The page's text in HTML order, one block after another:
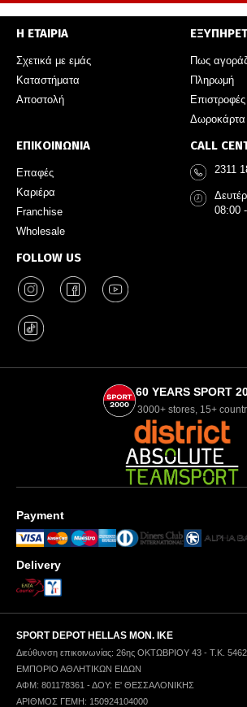
Η ΕΤΑΙΡΙΑ
Σχετικά με εμάς
Καταστήματα
Αποστολή
Πως
Πληρωμή
Δωροκάρτα
ΕΠΙΚΟΙΝΩΝΙΑ
Επαφές
Καριέρα
Franchise
Wholesale
FOLLOW US
CALL
2311
08:00
60 YEARS SPORT
3000+ stores, 15+
Payment
Delivery
SPORT DEPOT HELLAS ΜΟΝ. ΙΚΕ
Διεύθυνση επικοινωνίας: 26ης ΟΚΤΩΒΡΙΟΥ 43 - Τ.Κ.
ΕΜΠΟΡΙΟ ΑΘΛΗΤΙΚΩΝ ΕΙΔΩΝ
ΑΦΜ: 801178361 - ΔΟΥ: Ε' ΘΕΣΣΑΛΟΝΙΚΗΣ
ΑΡΙΘΜΟΣ ΓΕΜΗ: 150924104000